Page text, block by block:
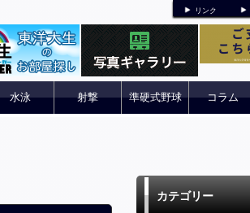
リンク
水泳 射撃 準硬式野球 コラム
カテゴリー